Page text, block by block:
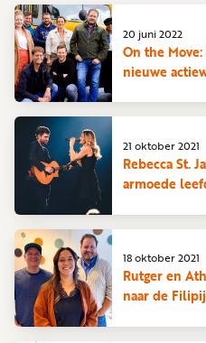
On the
nieuwe
20 juni 2022
Rebecca St.
armoede
21 oktober 2021
Rutger en
naar de
18 oktober 2021